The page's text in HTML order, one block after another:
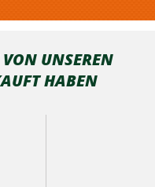
UNSEREN
HABEN